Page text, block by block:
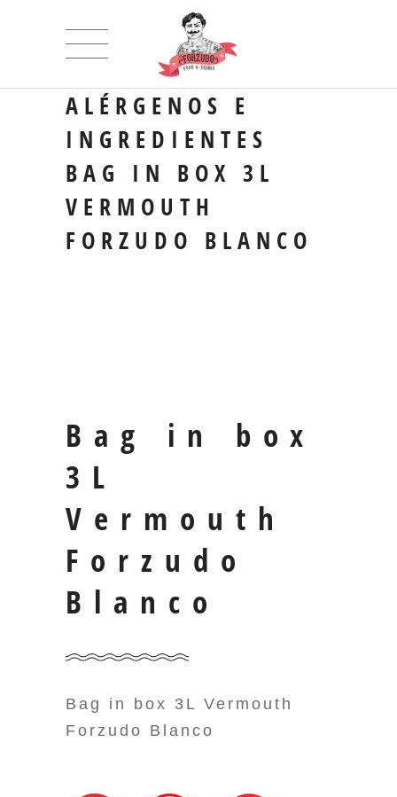
ALÉRGENOS E
INGREDIENTES
BAG IN BOX 3L
VERMOUTH
FORZUDO BLANCO
Bag in box
3L
Vermouth
Forzudo
Blanco
Bag in box 3L Vermouth
Forzudo Blanco